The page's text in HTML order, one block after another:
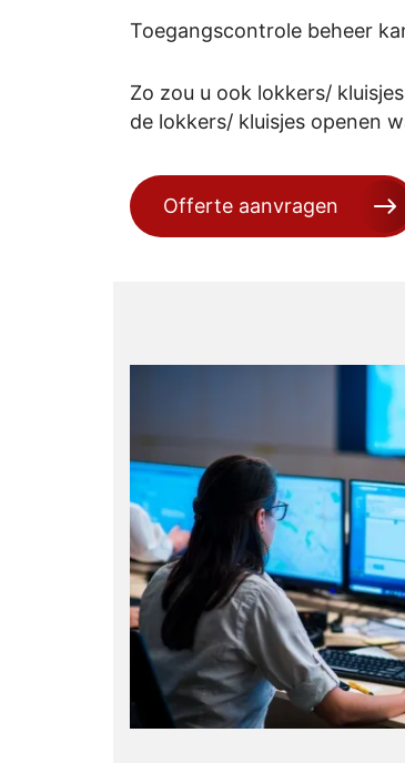
Toegangscontrole beheer
Zo zou u ook lokkers/
de lokkers/ kluisjes openen
Offerte aanvragen